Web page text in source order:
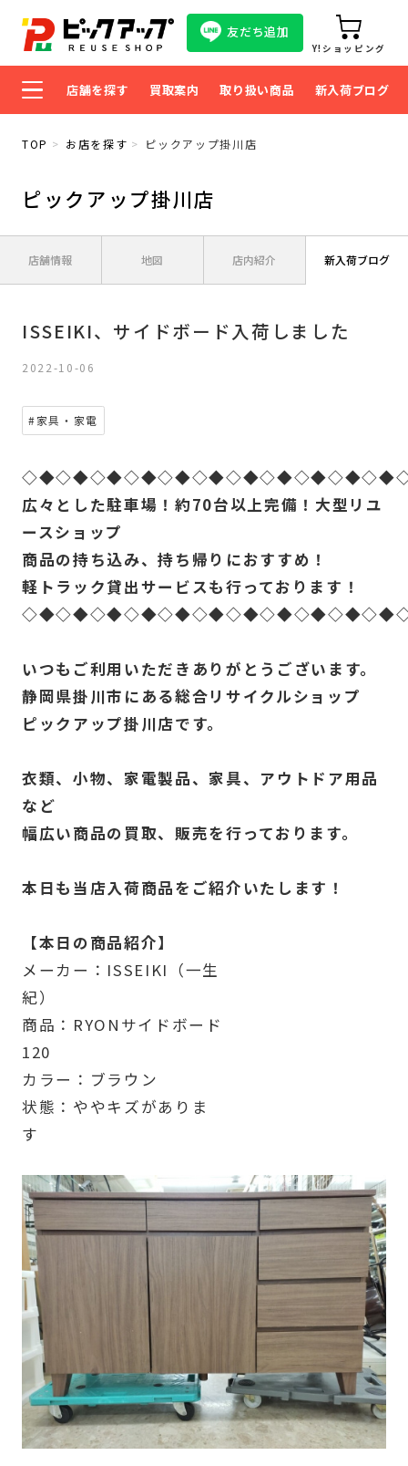
友だち追加
Y!ショッピング
店舗を探す 買取案内 取り扱い商品 新入荷ブログ
TOP お店を探す ピックアップ掛川店
ピックアップ掛川店
店舗情報 地図 店内紹介 新入荷ブログ
ISSEIKI、サイドボード入荷しました
2022-10-06
#家具・家電
広々とした駐車場！約70台以上完備！大型リユ
ースショップ
商品の持ち込み、持ち帰りにおすすめ！
軽トラック貸出サービスも行っております！
いつもご利用いただきありがとうございます。
静岡県掛川市にある総合リサイクルショップ
ピックアップ掛川店です。
衣類、小物、家電製品、家具、アウトドア用品
など
幅広い商品の買取、販売を行っております。
本日も当店入荷商品をご紹介いたします！
【本日の商品紹介】
メーカー：ISSEIKI（一生
紀）
商品：RYONサイドボード
120
カラー：ブラウン
状態：ややキズがありま
す